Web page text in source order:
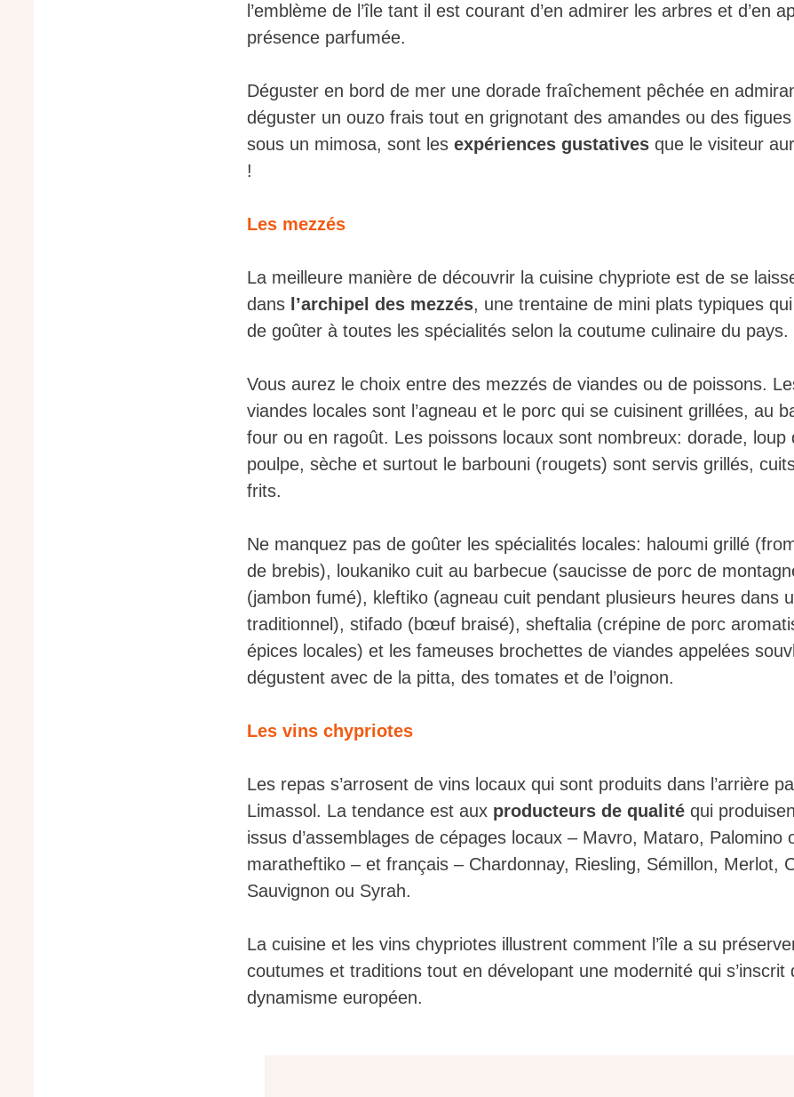
l’emblème de l’île tant il est courant d’en admirer les arbres et d’en
présence parfumée.
Déguster en bord de mer une dorade fraîchement pêchée en
déguster un ouzo frais tout en grignotant des amandes ou des
sous un mimosa, sont les expériences gustatives que le visiteur
!
Les mezzés
La meilleure manière de découvrir la cuisine chypriote est de se
dans l’archipel des mezzés, une trentaine de mini plats typiques
de goûter à toutes les spécialités selon la coutume culinaire du pays.
Vous aurez le choix entre des mezzés de viandes ou de poissons.
viandes locales sont l’agneau et le porc qui se cuisinent grillées, au
four ou en ragoût. Les poissons locaux sont nombreux: dorade, loup
poulpe, sèche et surtout le barbouni (rougets) sont servis grillés,
frits.
Ne manquez pas de goûter les spécialités locales: haloumi grillé
de brebis), loukaniko cuit au barbecue (saucisse de porc de
(jambon fumé), kleftiko (agneau cuit pendant plusieurs heures dans
traditionnel), stifado (bœuf braisé), sheftalia (crépine de porc
épices locales) et les fameuses brochettes de viandes appelées
dégustent avec de la pitta, des tomates et de l’oignon.
Les vins chypriotes
Les repas s’arrosent de vins locaux qui sont produits dans l’arrière
Limassol. La tendance est aux producteurs de qualité qui
issus d’assemblages de cépages locaux – Mavro, Mataro, Palomino
maratheftiko – et français – Chardonnay, Riesling, Sémillon, Merlot,
Sauvignon ou Syrah.
La cuisine et les vins chypriotes illustrent comment l’île a su
coutumes et traditions tout en dévelopant une modernité qui s’inscrit
dynamisme européen.